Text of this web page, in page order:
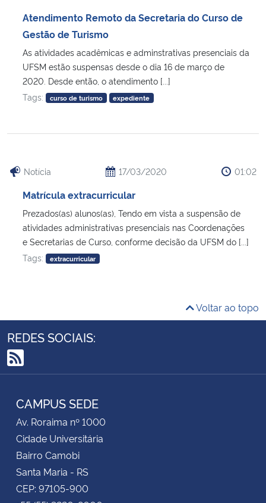
Atendimento Remoto da Secretaria do Curso de
Gestão de Turismo
As atividades acadêmicas e adminstrativas presenciais da
UFSM estão suspensas desde o dia 16 de março de
2020. Desde então, o atendimento [...]
Tags:
curso de turismo expediente
Notícia 17/03/2020 01:02
Matrícula extracurricular
Prezados(as) alunos(as), Tendo em vista a suspensão de
atividades administrativas presenciais nas Coordenações
e Secretarias de Curso, conforme decisão da UFSM do [...]
Tags:
extracurricular
Voltar ao topo
REDES SOCIAIS:
RSS
CAMPUS SEDE
Av. Roraima nº 1000
Cidade Universitária
Bairro Camobi
Santa Maria - RS
CEP: 97105-900